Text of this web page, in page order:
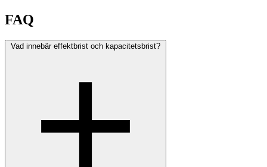
FAQ
Vad innebär effektbrist och kapacitetsbrist?